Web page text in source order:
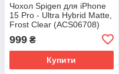
Чохол Spigen для iPhone
15 Pro - Ultra Hybrid Matte,
Frost Clear (ACS06708)
999 ₴
Купити